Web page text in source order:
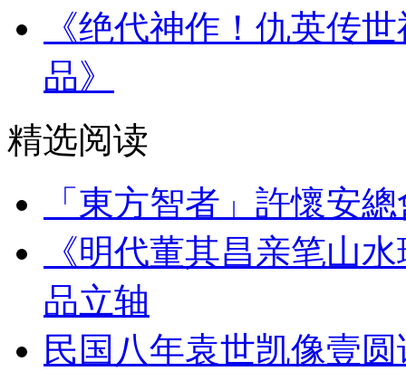
《绝代神作！仇英传
品》
精选阅读
「東方智者」許懷安
《明代董其昌亲笔山
品立轴
民国八年袁世凯像壹